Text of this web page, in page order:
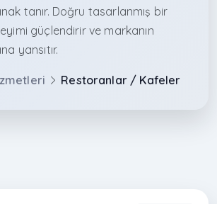
tanır. Doğru tasarlanmış bir
güçlendirir ve markanın
yansıtır.
Restoranlar / Kafeler